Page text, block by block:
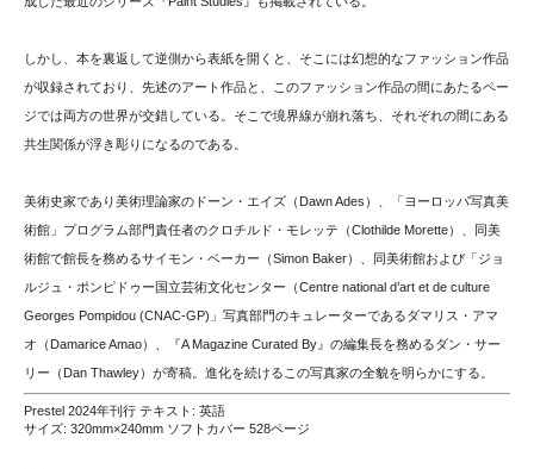
しかし、本を裏返して逆側から表紙を開くと、そこには幻想的なファッション作品
が収録されており、先述のアート作品と、このファッション作品の間にあたるペー
ジでは両方の世界が交錯している。そこで境界線が崩れ落ち、それぞれの間にある
共生関係が浮き彫りになるのである。
美術史家であり美術理論家のドーン・エイズ（Dawn Ades）、「ヨーロッパ写真美
術館」プログラム部門責任者のクロチルド・モレッテ（Clothilde Morette）、同美
術館で館長を務めるサイモン・ベーカー（Simon Baker）、同美術館および「ジョ
ルジュ・ポンピドゥー国立芸術文化センター（Centre national d’art et de culture
Georges Pompidou (CNAC-GP)」写真部門のキュレーターであるダマリス・アマ
オ（Damarice Amao）、『A Magazine Curated By』の編集長を務めるダン・サー
リー（Dan Thawley）が寄稿。進化を続けるこの写真家の全貌を明らかにする。
Prestel 2024年刊行 テキスト: 英語
サイズ: 320mm×240mm ソフトカバー 528ページ